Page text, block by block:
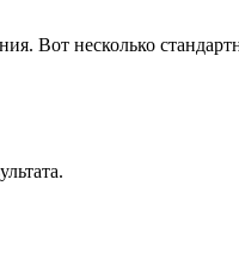
Вот несколько